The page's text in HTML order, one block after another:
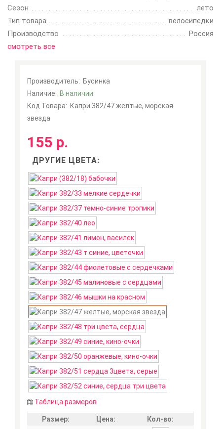
Сезон
лето
Тип товара
велосипедки
Производство
Россия
смотреть все
Производитель: Бусинка
Наличие: В наличии
Код Товара: Капри 382/47 желтые, морская
звезда
155 р.
ДРУГИЕ ЦВЕТА:
Таблица размеров
Размер: Цена: Кол-во: